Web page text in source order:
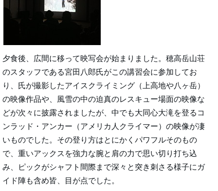
夕食後、広間に移って映写会が始まりました。穂高岳山荘
のスタッフである宮田八郎氏がこの講習会に参加してお
り、氏が撮影したアイスクライミング（上高地や八ヶ岳）
の映像作品や、風雪の中の迫真のレスキュー場面の映像な
どが次々に披露されましたが、中でも大同心大滝を登るコ
ンラッド・アンカー（アメリカ人クライマー）の映像が凄
いものでした。その登り方はとにかくパワフルそのもの
で、重いアックスを強力な腕と肩の力で思い切り打ち込
み、ピックがシャフト間際まで深々と突き刺さる様子にガ
イド陣も含め皆、目が点でした。